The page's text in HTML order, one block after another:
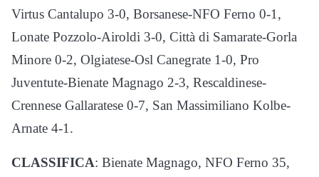
Virtus Cantalupo 3-0, Borsanese-NFO Ferno 0-1,
Lonate Pozzolo-Airoldi 3-0, Città di Samarate-Gorla
Minore 0-2, Olgiatese-Osl Canegrate 1-0, Pro
Juventute-Bienate Magnago 2-3, Rescaldinese-
Crennese Gallaratese 0-7, San Massimiliano Kolbe-
Arnate 4-1.
CLASSIFICA: Bienate Magnago, NFO Ferno 35,